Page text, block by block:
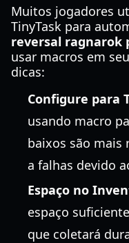
Muitos jogadores
TinyTask para
reversal ragnarok
usar macros em
dicas:
Configure para
usando macro
baixos são mais
a falhas devido
Espaço no
espaço
que coletará